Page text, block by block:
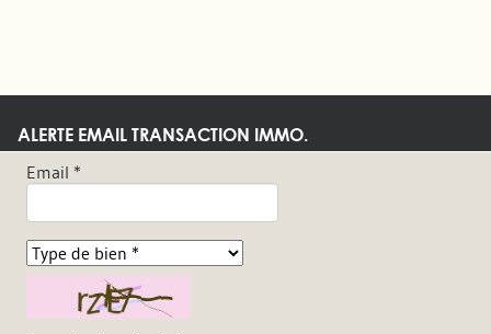
ALERTE EMAIL TRANSACTION IMMO.
Email *